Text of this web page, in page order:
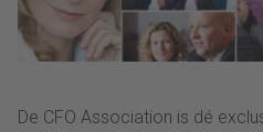
De CFO Association is dé